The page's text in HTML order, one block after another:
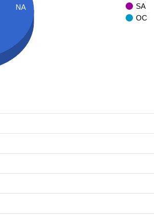
SA
OC
NA